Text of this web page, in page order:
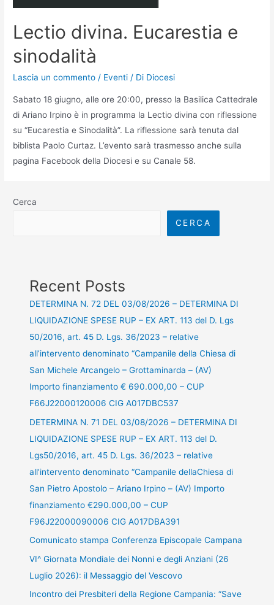
Lectio divina. Eucarestia e
sinodalità
Lascia un commento / Eventi / Di Diocesi
Sabato 18 giugno, alle ore 20:00, presso la Basilica Cattedrale
di Ariano Irpino è in programma la Lectio divina con riflessione
su “Eucarestia e Sinodalità”. La riflessione sarà tenuta dal
biblista Paolo Curtaz. L’evento sarà trasmesso anche sulla
pagina Facebook della Diocesi e su Canale 58.
Cerca
CERCA
Recent Posts
DETERMINA N. 72 DEL 03/08/2026 – DETERMINA DI
LIQUIDAZIONE SPESE RUP – EX ART. 113 del D. Lgs
50/2016, art. 45 D. Lgs. 36/2023 – relative
all’intervento denominato “Campanile della Chiesa di
San Michele Arcangelo – Grottaminarda – (AV)
Importo finanziamento € 690.000,00 – CUP
F66J22000120006 CIG A017DBC537
DETERMINA N. 71 DEL 03/08/2026 – DETERMINA DI
LIQUIDAZIONE SPESE RUP – EX ART. 113 del D.
Lgs50/2016, art. 45 D. Lgs. 36/2023 – relative
all’intervento denominato “Campanile dellaChiesa di
San Pietro Apostolo – Ariano Irpino – (AV) Importo
finanziamento €290.000,00 – CUP
F96J22000090006 CIG A017DBA391
Comunicato stampa Conferenza Episcopale Campana
VI^ Giornata Mondiale dei Nonni e degli Anziani (26
Luglio 2026): il Messaggio del Vescovo
Incontro dei Presbiteri della Regione Campania: “Save